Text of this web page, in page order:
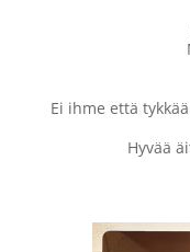
Ei ihme että
Hyvää